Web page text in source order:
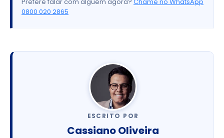
0800 020 2865
ESCRITO POR
Cassiano Oliveira